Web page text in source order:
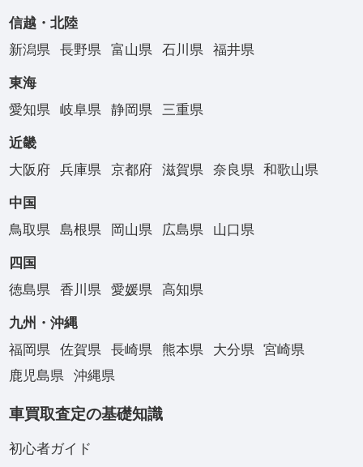
信越・北陸
新潟県
長野県 富山県 石川県 福井県
東海
愛知県
岐阜県 静岡県 三重県
近畿
大阪府
兵庫県 京都府 滋賀県 奈良県 和歌山県
中国
鳥取県
島根県 岡山県 広島県 山口県
四国
徳島県
香川県 愛媛県 高知県
九州・沖縄
福岡県
佐賀県 長崎県 熊本県 大分県
宮崎県
鹿児島県
沖縄県
車買取査定の基礎知識
初心者ガイド